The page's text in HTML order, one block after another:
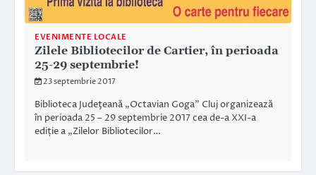
EVENIMENTE LOCALE
Zilele Bibliotecilor de Cartier, în perioada
25-29 septembrie!
23 septembrie 2017
Biblioteca Judeţeană „Octavian Goga” Cluj organizează
în perioada 25 – 29 septembrie 2017 cea de-a XXI-a
ediție a „Zilelor Bibliotecilor…